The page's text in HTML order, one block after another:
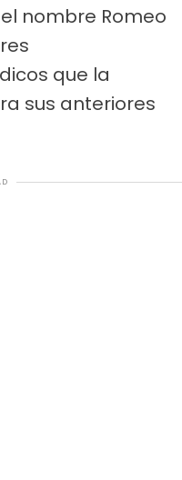
nombre Romeo
que la
sus anteriores